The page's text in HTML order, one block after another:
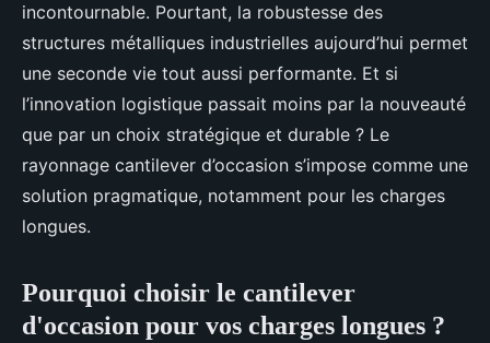
Meissa•24/03/2026 11:24•9 min de lecture
incontournable. Pourtant, la robustesse des
structures métalliques industrielles aujourd’hui permet
une seconde vie tout aussi performante. Et si
l’innovation logistique passait moins par la nouveauté
que par un choix stratégique et durable ? Le
rayonnage cantilever d’occasion s’impose comme une
solution pragmatique, notamment pour les charges
longues.
Pourquoi choisir le cantilever
d'occasion pour vos charges longues ?